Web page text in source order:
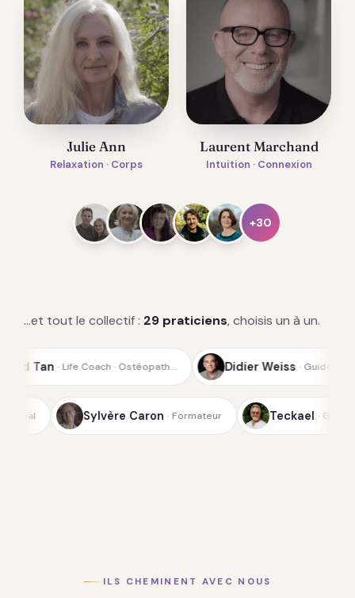
Julie Ann
Relaxation · Corps
Laurent Marchand
Intuition · Connexion
+30
…et tout le collectif : 29 praticiens, choisis un à un.
· Ostéopath… Didier Weiss · Guide spirituel de la…
· Médium-canal Sylvère Caron · Formateur
ILS CHEMINENT AVEC NOUS